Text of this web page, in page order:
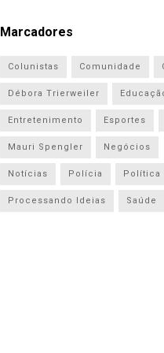
Marcadores
Colunistas Comunidade
Débora Trierweiler
Entretenimento Esportes
Mauri Spengler Negócios
Notícias Polícia Política
Processando Ideias Saúde